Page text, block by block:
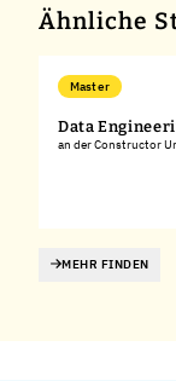
Ähnliche
Master
Data
an der Constructor
MEHR FINDEN